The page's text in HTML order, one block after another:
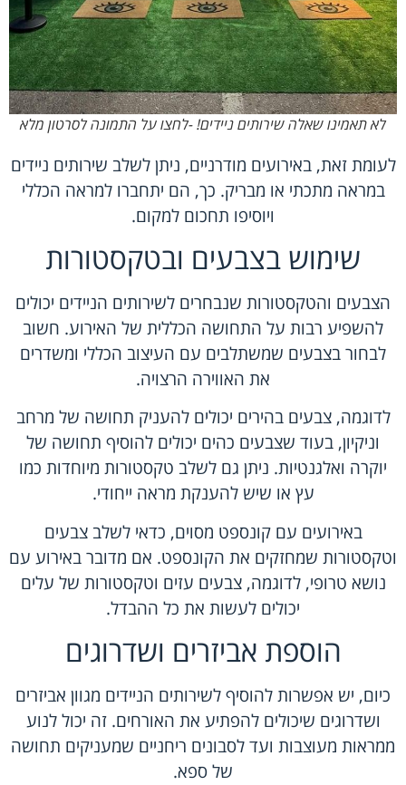
לא תאמינו שאלה שירותים ניידים! -לחצו על התמונה לסרטון מלא
לעומת זאת, באירועים מודרניים, ניתן לשלב שירותים ניידים
במראה מתכתי או מבריק. כך, הם יתחברו למראה הכללי
ויוסיפו תחכום למקום.
שימוש בצבעים ובטקסטורות
הצבעים והטקסטורות שנבחרים לשירותים הניידים יכולים
להשפיע רבות על התחושה הכללית של האירוע. חשוב
לבחור בצבעים שמשתלבים עם העיצוב הכללי ומשדרים
את האווירה הרצויה.
לדוגמה, צבעים בהירים יכולים להעניק תחושה של מרחב
וניקיון, בעוד שצבעים כהים יכולים להוסיף תחושה של
יוקרה ואלגנטיות. ניתן גם לשלב טקסטורות מיוחדות כמו
עץ או שיש להענקת מראה ייחודי.
באירועים עם קונספט מסוים, כדאי לשלב צבעים
וטקסטורות שמחזקים את הקונספט. אם מדובר באירוע עם
נושא טרופי, לדוגמה, צבעים עזים וטקסטורות של עלים
יכולים לעשות את כל ההבדל.
הוספת אביזרים ושדרוגים
כיום, יש אפשרות להוסיף לשירותים הניידים מגוון אביזרים
ושדרוגים שיכולים להפתיע את האורחים. זה יכול לנוע
ממראות מעוצבות ועד לסבונים ריחניים שמעניקים תחושה
של ספא.